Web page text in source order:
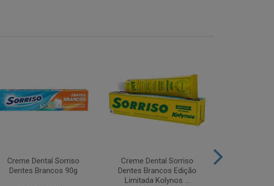
Creme Dental Sorriso
Dentes Brancos 90g
Creme Dental Sorriso
Dentes Brancos Edição
Limitada Kolynos ...